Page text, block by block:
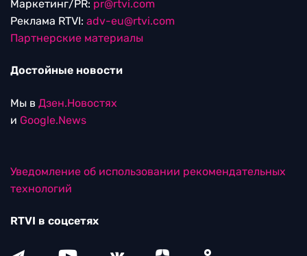
Маркетинг/PR: pr@rtvi.com
Реклама RTVI: adv-eu@rtvi.com
Партнерские материалы
Достойные новости
Мы в Дзен.Новостях
и Google.News
Уведомление об использовании рекомендательных
технологий
RTVI в соцсетях